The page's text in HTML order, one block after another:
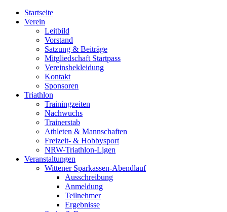
Startseite
Verein
Leitbild
Vorstand
Satzung & Beiträge
Mitgliedschaft Startpass
Vereinsbekleidung
Kontakt
Sponsoren
Triathlon
Trainingzeiten
Nachwuchs
Trainerstab
Athleten & Mannschaften
Freizeit- & Hobbysport
NRW-Triathlon-Ligen
Veranstaltungen
Wittener Sparkassen-Abendlauf
Ausschreibung
Anmeldung
Teilnehmer
Ergebnisse